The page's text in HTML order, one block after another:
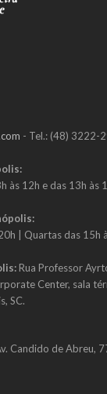
- Tel.: (48) 3222-
às 12h e das 13h às
| Quartas das 15h
Rua Professor
Center, sala
SC.
Candido de Abreu,